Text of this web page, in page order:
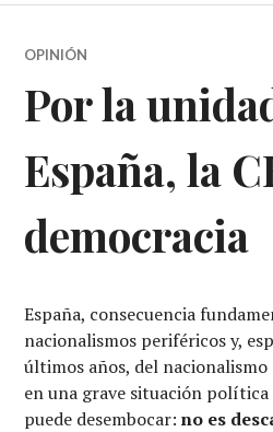
OPINIÓN
Por la
España, la
democracia
España, consecuencia
nacionalismos periféricos y,
últimos años, del
en una grave situación política
puede desembocar:no es